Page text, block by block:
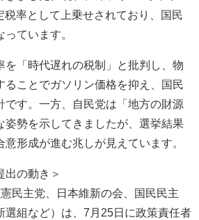
税率として上乗せされており、国民
ています。
を「時代遅れの税制」と批判し、物
ることでガソリン価格を抑え、国民
です。一方、自民党は「地方の財源
姿勢を示してきましたが、選挙結果
意形成が進む兆しが見えています。
出の動き＞
民主党、日本維新の会、国民民主
選組など）は、7月25日に政策責任者